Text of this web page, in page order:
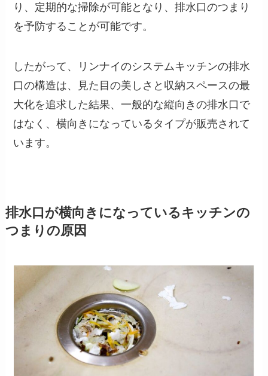
り、定期的な掃除が可能となり、排水口のつまり
を予防することが可能です。
したがって、リンナイのシステムキッチンの排水
口の構造は、見た目の美しさと収納スペースの最
大化を追求した結果、一般的な縦向きの排水口で
はなく、横向きになっているタイプが販売されて
います。
排水口が横向きになっているキッチンの
つまりの原因